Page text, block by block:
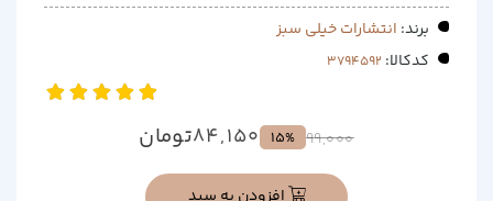
برند: انتشارات خیلی سبز
کدکالا:
99,000
15%
84,150تومان